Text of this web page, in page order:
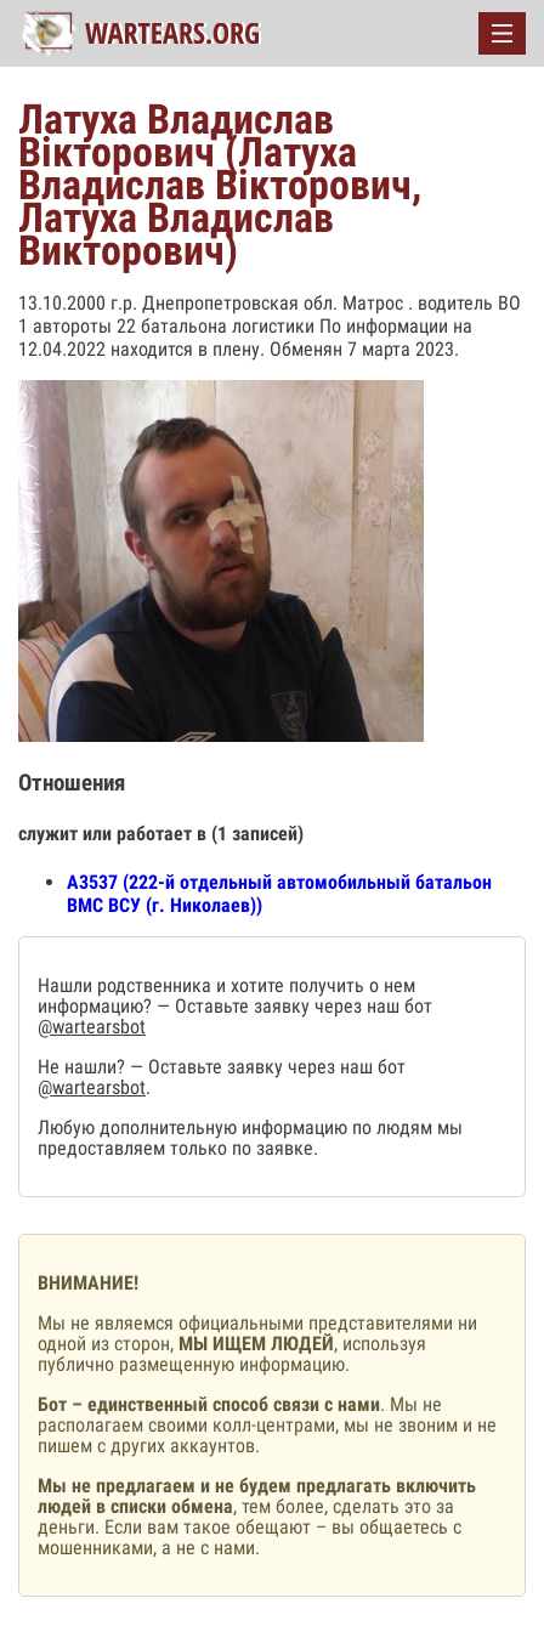
Латуха Владислав
Вiкторович (Латуха
Владислав Вікторович,
Латуха Владислав
Викторович)
13.10.2000 г.р. Днепропетровская обл. Матрос . водитель ВО
1 автороты 22 батальона логистики По информации на
12.04.2022 находится в плену. Обменян 7 марта 2023.
Отношения
служит или работает в (1 записей)
А3537 (222-й отдельный автомобильный батальон
ВМС ВСУ (г. Николаев))
Нашли родственника и хотите получить о нем
информацию? — Оставьте заявку через наш бот
@wartearsbot
Не нашли? — Оставьте заявку через наш бот
@wartearsbot.
Любую дополнительную информацию по людям мы
предоставляем только по заявке.
ВНИМАНИЕ!
Мы не являемся официальными представителями ни
одной из сторон, МЫ ИЩЕМ ЛЮДЕЙ, используя
публично размещенную информацию.
Бот – единственный способ связи с нами. Мы не
располагаем своими колл-центрами, мы не звоним и не
пишем с других аккаунтов.
Мы не предлагаем и не будем предлагать включить
людей в списки обмена, тем более, сделать это за
деньги. Если вам такое обещают – вы общаетесь с
мошенниками, а не с нами.